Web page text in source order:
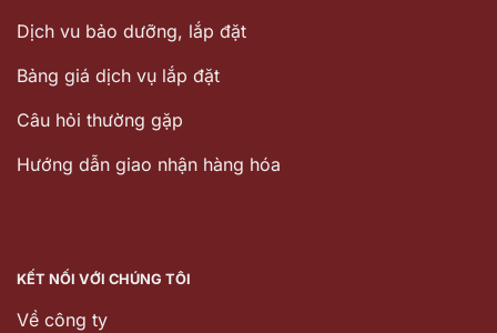
Dịch vu bảo dưỡng, lắp đặt
Bảng giá dịch vụ lắp đặt
Câu hỏi thường gặp
Hướng dẫn giao nhận hàng hóa
KẾT NỐI VỚI CHÚNG TÔI
Về công ty